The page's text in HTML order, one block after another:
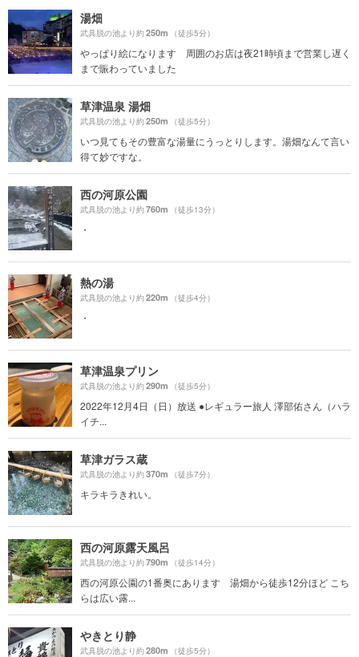
湯畑
武具脱の池より約250m （徒歩5分）
やっぱり絵になります 周囲のお店は夜21時頃まで営業し遅く
まで賑わっていました
草津温泉 湯畑
武具脱の池より約250m （徒歩5分）
いつ見てもその豊富な湯量にうっとりします。湯畑なんて言い
得て妙ですな。
西の河原公園
武具脱の池より約760m （徒歩13分）
・
熱の湯
武具脱の池より約220m （徒歩4分）
・
草津温泉プリン
武具脱の池より約290m （徒歩5分）
2022年12月4日（日）放送 ●レギュラー旅人 澤部佑さん（ハラ
イチ...
草津ガラス蔵
武具脱の池より約370m （徒歩7分）
キラキラきれい。
西の河原露天風呂
武具脱の池より約790m （徒歩14分）
西の河原公園の1番奥にあります 湯畑から徒歩12分ほど こち
らは広い露...
やきとり静
武具脱の池より約280m （徒歩5分）